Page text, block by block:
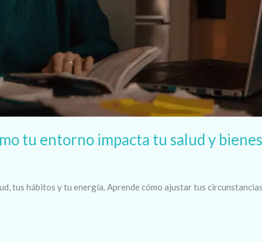
tu entorno impacta tu salud y
tus hábitos y tu energía. Aprende cómo ajustar tus